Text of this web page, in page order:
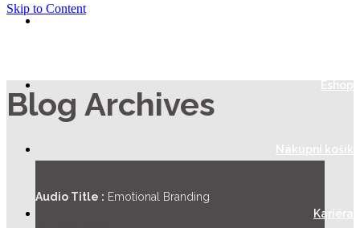
Eshop
Nákupní košík
Kariéra
Skip to Content
Blog Archives
Audio Title : Emotional Branding